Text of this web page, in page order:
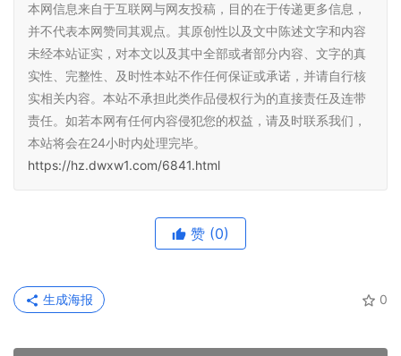
本网信息来自于互联网与网友投稿，目的在于传递更多信息，
并不代表本网赞同其观点。其原创性以及文中陈述文字和内容
未经本站证实，对本文以及其中全部或者部分内容、文字的真
实性、完整性、及时性本站不作任何保证或承诺，并请自行核
实相关内容。本站不承担此类作品侵权行为的直接责任及连带
责任。如若本网有任何内容侵犯您的权益，请及时联系我们，
本站将会在24小时内处理完毕。
https://hz.dwxw1.com/6841.html
赞 (0)
0
生成海报